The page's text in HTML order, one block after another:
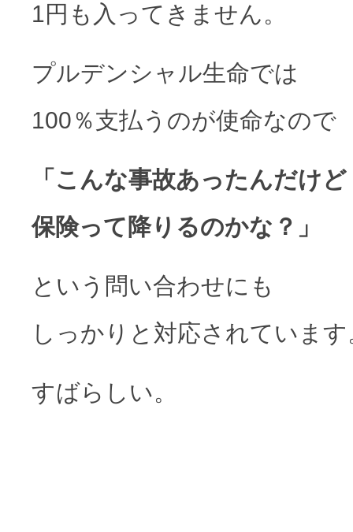
1円も入ってきません。
プルデンシャル生命では
100％支払うのが使命なので
「こんな事故あったんだけど
保険って降りるのかな？」
という問い合わせにも
しっかりと対応されています
すばらしい。